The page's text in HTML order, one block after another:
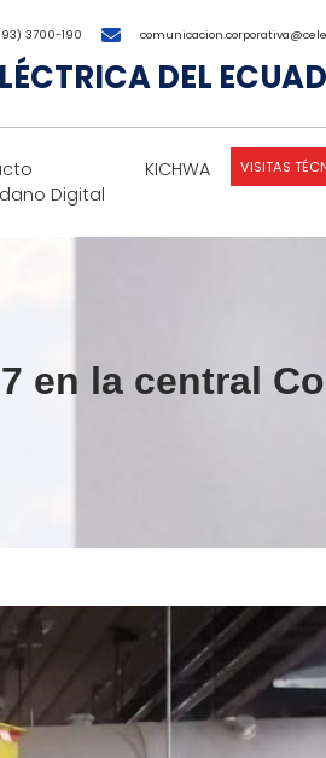
3700-190
DEL
Digital
KICHWA VISITAS
en la central